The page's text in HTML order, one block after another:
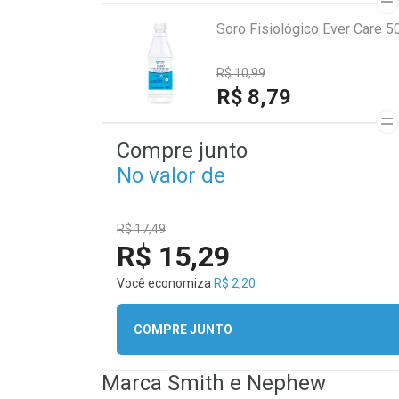
Soro Fisiológico Ever Care
R$ 10,99
R$ 8,79
Compre junto
No valor de
R$ 17,49
R$ 15,29
Você economiza R$ 2,20
COMPRE JUNTO
Marca Smith e Nephew